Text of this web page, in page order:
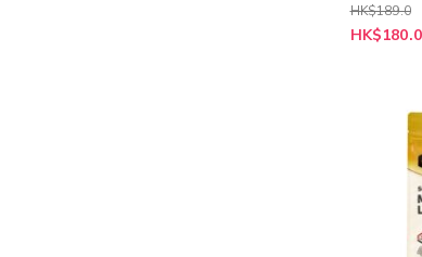
HK$189.0
特
殊
HK$180.0